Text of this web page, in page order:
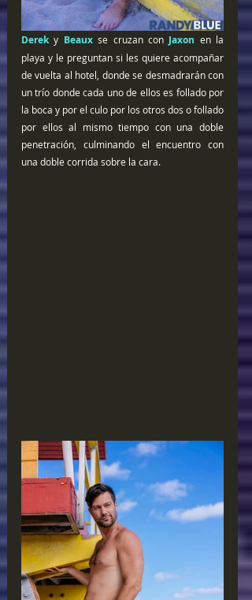
Derek y Beaux se cruzan con Jaxon en la
playa y le preguntan si les quiere acompañar
de vuelta al hotel, donde se desmadrarán con
un trío donde cada uno de ellos es follado por
la boca y por el culo por los otros dos o follado
por ellos al mismo tiempo con una doble
penetración, culminando el encuentro con
una doble corrida sobre la cara.